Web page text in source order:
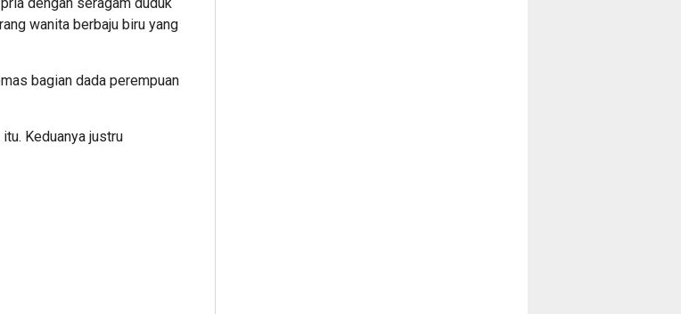
wanita berbaju biru yang
bagian dada perempuan
Keduanya justru